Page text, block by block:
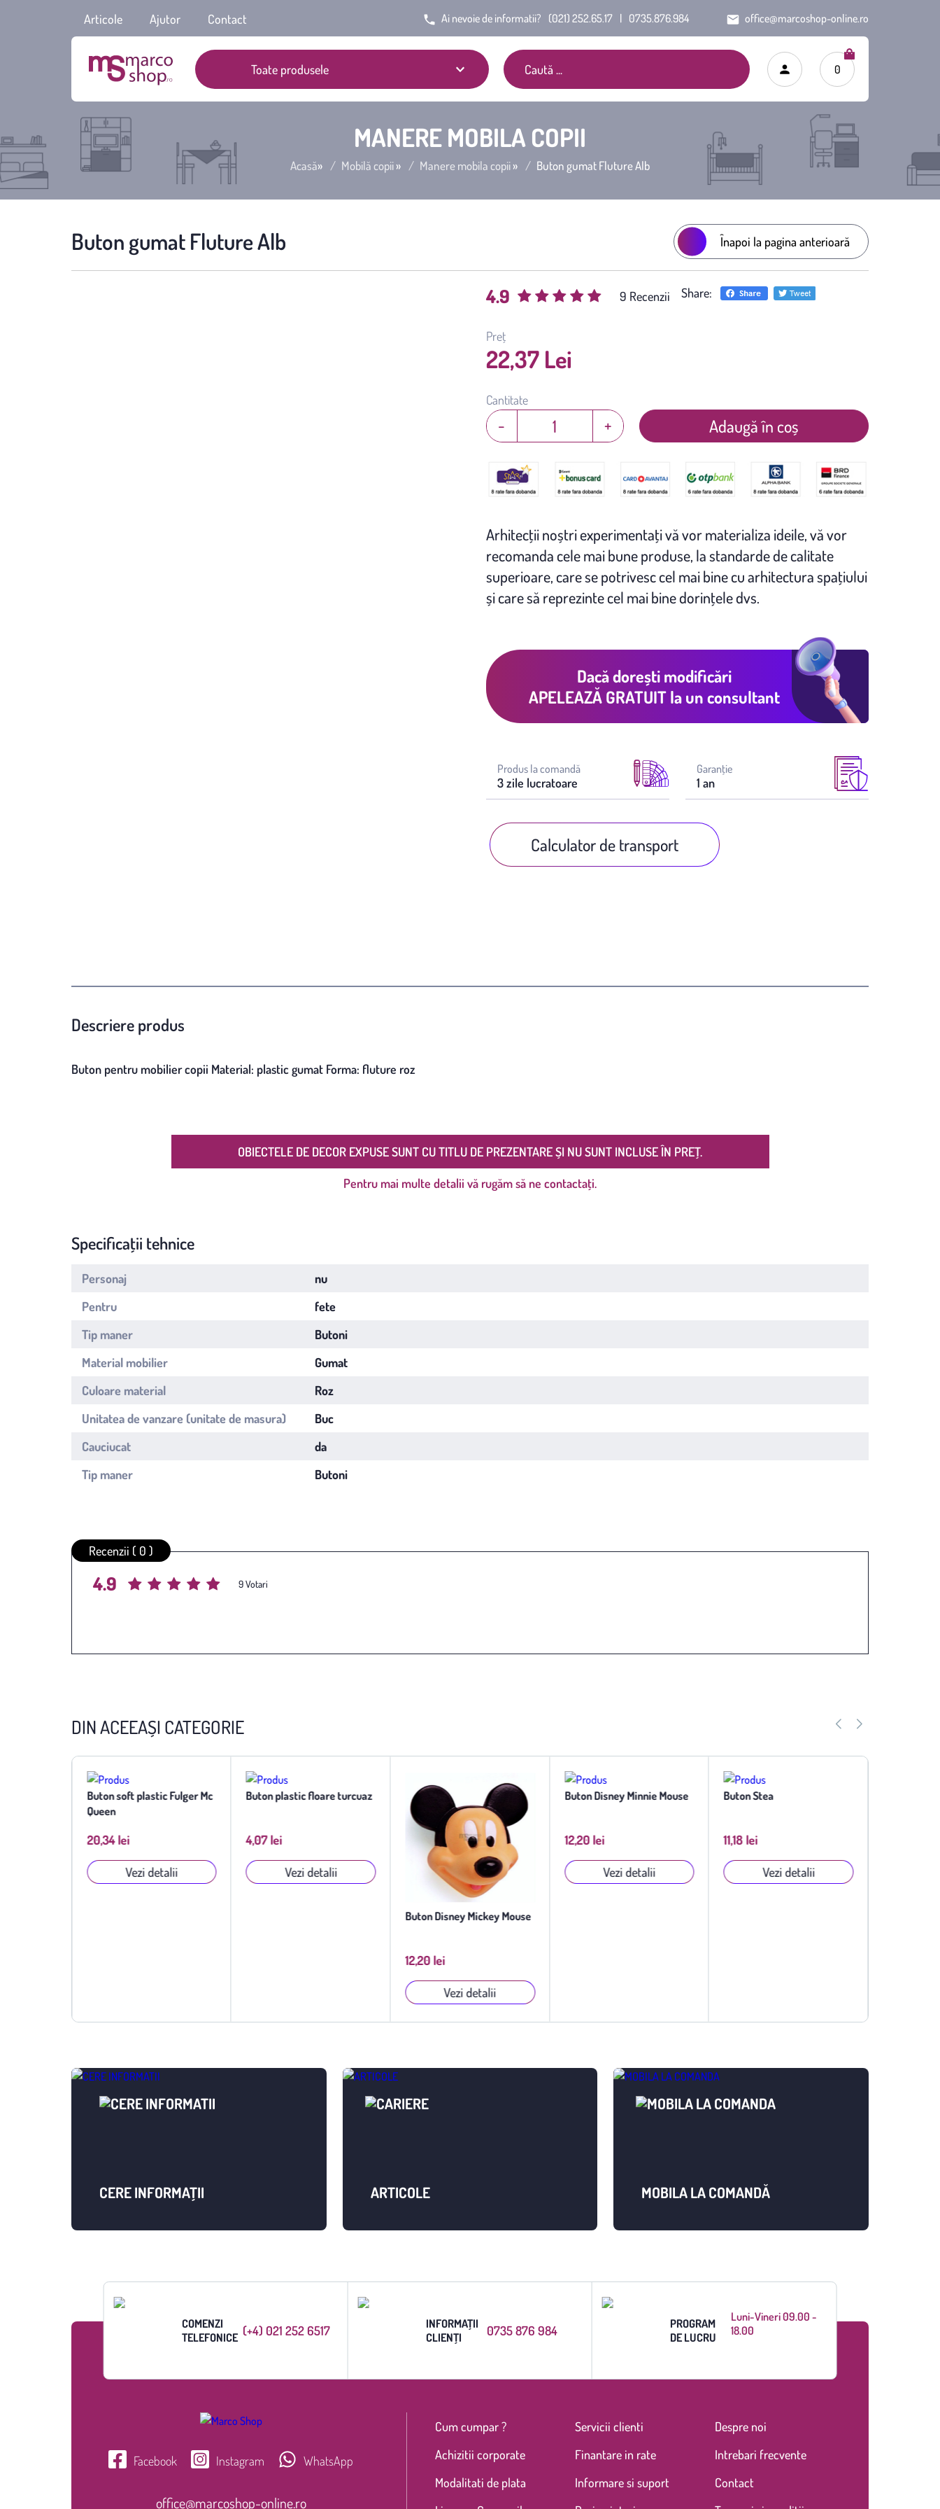
Ai nevoie de informatii? (021) 252.65.17 | 0735.876.984 office@marcoshop-online.ro
Toate produsele
Articole Ajutor Contact
0
MANERE MOBILA COPII
Acasă» Mobilă copii» Manere mobila copii» Buton gumat Fluture Alb
Înapoi la pagina anterioară
Buton gumat Fluture Alb
4.9 9 Share:
Preț
22,37 Lei
Cantitate
+
- Adaugă în coș
Arhitecţii noștri experimentaţi vă vor materializa ideile, vă vor
recomanda cele mai bune produse, la standarde de calitate
superioare, care se potrivesc cel mai bine cu arhitectura spaţiului
și care să reprezinte cel mai bine dorinţele dvs.
Dacă dorești modificări
APELEAZĂ GRATUITla un consultant
Produs la comandă
3 zile lucratoare
Garanţie
1 an
Calculator de transport
Descriere produs
Buton pentru mobilier copii Material: plastic gumat Forma: fluture roz
OBIECTELE DE DECOR EXPUSE SUNT CU TITLU DE PREZENTARE ȘI NU SUNT INCLUSE ÎN PREȚ.
Pentru mai multe detalii vă rugăm să ne contactați.
Specificații tehnice
Personaj
nu
Pentru
fete
Tip maner
Butoni
Material mobilier
Gumat
Culoare material
Roz
Unitatea de vanzare (unitate de masura)
Buc
Cauciucat
da
Tip maner
Butoni
Average rating
4.9 / 5. Vote count:
9
Recenzii ( 0 )
DIN ACEEAȘI CATEGORIE
Buton soft plastic Fulger Mc
Queen
20,34 lei
Vezi detalii
Buton plastic floare turcuaz
4,07 lei
Vezi detalii
Buton Disney Mickey Mouse
12,20 lei
Vezi detalii
Buton Disney Minnie Mouse
12,20 lei
Vezi detalii
Buton Stea
11,18 lei
Vezi detalii
CERE INFORMAȚII ARTICOLE MOBILA LA COMANDĂ
COMENZI
TELEFONICE (+4) 021 252 6517
INFORMAȚII
CLIENȚI
0735 876 984
PROGRAM
DE LUCRU
Luni-Vineri 09.00 -
18.00
Facebook Instagram WhatsApp
office@marcoshop-online.ro
Cum cumpar ?
Achizitii corporate
Modalitati de plata
Servicii clienti
Finantare in rate
Informare si suport
Despre noi
Intrebari frecvente
Contact